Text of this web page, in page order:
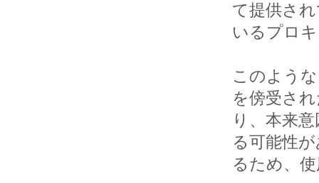
て提供さ
いるプロ
このよう
を傍受さ
り、本来
る可能性
るため、